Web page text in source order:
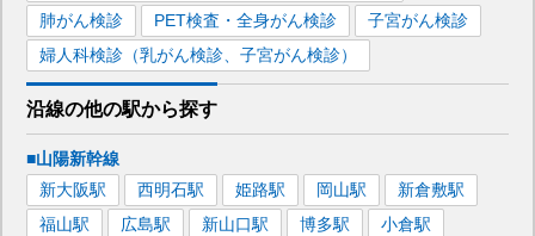
肺がん検診
PET検査・全身がん検診
子宮がん検診
婦人科検診（乳がん検診、子宮がん検診）
沿線の他の駅から探す
■山陽新幹線
新大阪駅 西明石駅 姫路駅 岡山駅 新倉敷駅
福山駅 広島駅 新山口駅 博多駅 小倉駅